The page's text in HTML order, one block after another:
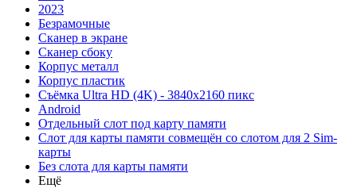
2023
Безрамочные
Сканер в экране
Сканер сбоку
Корпус металл
Корпус пластик
Съёмка Ultra HD (4K) - 3840x2160 пикс
Android
Отдельный слот под карту памяти
Слот для карты памяти совмещён со слотом для 2 Sim-
карты
Без слота для карты памяти
Ещё